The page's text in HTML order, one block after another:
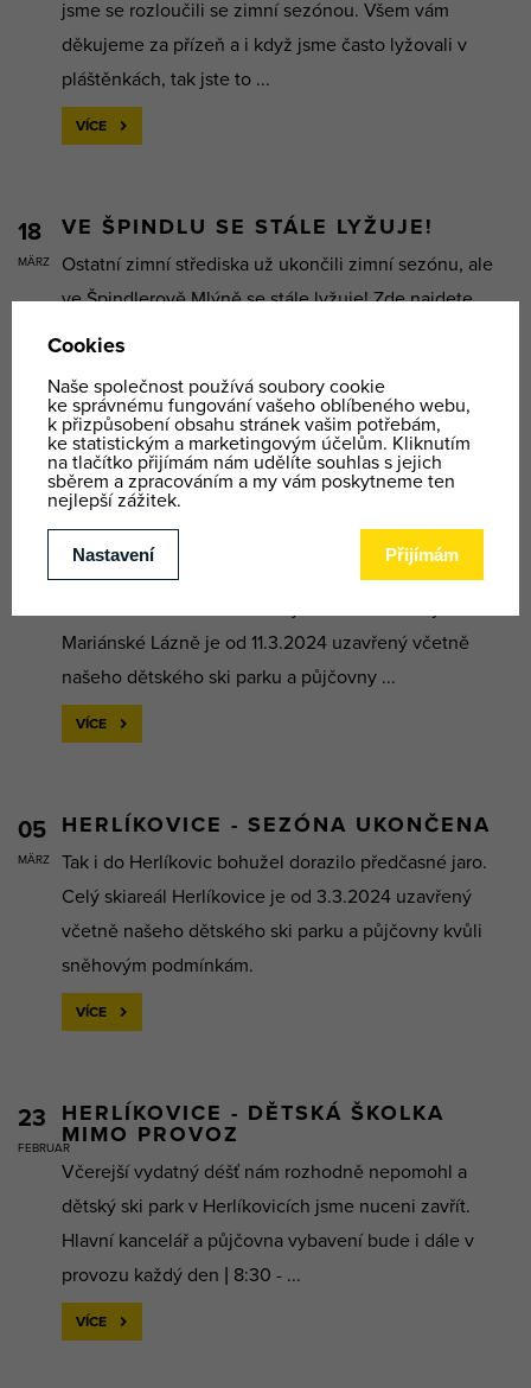
jsme se rozloučili se zimní sezónou. Všem vám
děkujeme za přízeň a i když jsme často lyžovali v
pláštěnkách, tak jste to ...
VÍCE
18
MÄRZ
VE ŠPINDLU SE STÁLE LYŽUJE!
Ostatní zimní střediska už ukončili zimní sezónu, ale
ve Špindlerově Mlýně se stále lyžuje! Zde najdete
informace, jaké sjezdovky jsou ve Špindlu v provozu a
VÍCE
MARIÁNSKÉ LÁZNĚ - SEZÓNA
UKONČENA
V Mariánských Lázních jsme dlouho oddalovali jaro,
Mariánské Lázně je od 11.3.2024 uzavřený včetně
našeho dětského ski parku a půjčovny ...
VÍCE
05
MÄRZ
HERLÍKOVICE - SEZÓNA UKONČENA
Tak i do Herlíkovic bohužel dorazilo předčasné jaro.
Celý skiareál Herlíkovice je od 3.3.2024 uzavřený
včetně našeho dětského ski parku a půjčovny kvůli
sněhovým podmínkám.
VÍCE
23
FEBRUAR
HERLÍKOVICE - DĚTSKÁ ŠKOLKA
MIMO PROVOZ
Včerejší vydatný déšť nám rozhodně nepomohl a
dětský ski park v Herlíkovicích jsme nuceni zavřít.
Hlavní kancelář a půjčovna vybavení bude i dále v
provozu každý den | 8:30 - ...
VÍCE